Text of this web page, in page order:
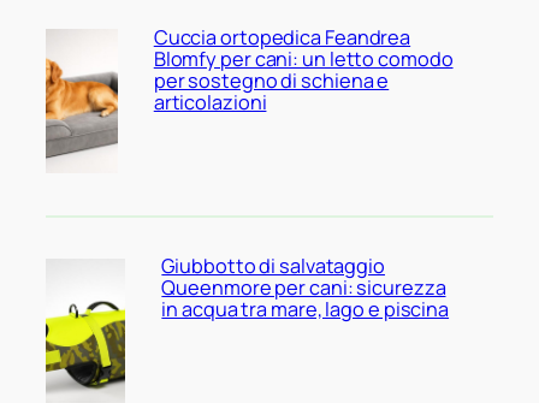
Cuccia ortopedica Feandrea
Blomfy per cani: un letto comodo
per sostegno di schiena e
articolazioni
Giubbotto di salvataggio
Queenmore per cani: sicurezza
in acqua tra mare, lago e piscina